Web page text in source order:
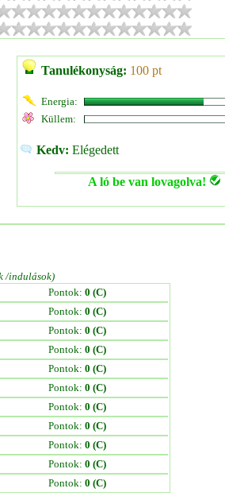
Tanulékonyság: 100 pt
Energia:
Küllem:
Kedv: Elégedett
A ló be van lovagolva!
/indulások)
Pontok: 0 (C)
Pontok: 0 (C)
Pontok: 0 (C)
Pontok: 0 (C)
Pontok: 0 (C)
Pontok: 0 (C)
Pontok: 0 (C)
Pontok: 0 (C)
Pontok: 0 (C)
Pontok: 0 (C)
Pontok: 0 (C)